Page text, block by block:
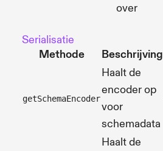
over
Serialisatie
Methode
Beschrijving
getSchemaEncoder
Haalt de
encoder op
voor
schemadata
Haalt de